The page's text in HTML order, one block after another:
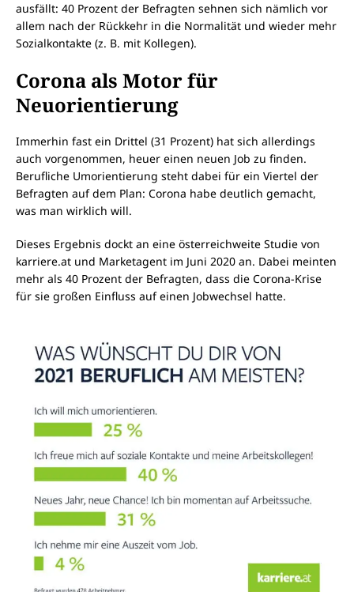
ausfällt: 40 Prozent der Befragten sehnen sich nämlich vor
allem nach der Rückkehr in die Normalität und wieder mehr
Sozialkontakte (z. B. mit Kollegen).
Corona als Motor für
Neuorientierung
Immerhin fast ein Drittel (31 Prozent) hat sich allerdings
auch vorgenommen, heuer einen neuen Job zu finden.
Berufliche Umorientierung steht dabei für ein Viertel der
Befragten auf dem Plan: Corona habe deutlich gemacht,
was man wirklich will.
Dieses Ergebnis dockt an eine österreichweite Studie von
karriere.at und Marketagent im Juni 2020 an. Dabei meinten
mehr als 40 Prozent der Befragten, dass die Corona-Krise
für sie großen Einfluss auf einen Jobwechsel hatte.